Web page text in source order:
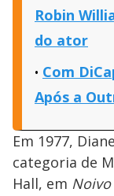
Robin
do ator
Com
Após a
Em 1977,
categoria de
Hall, em